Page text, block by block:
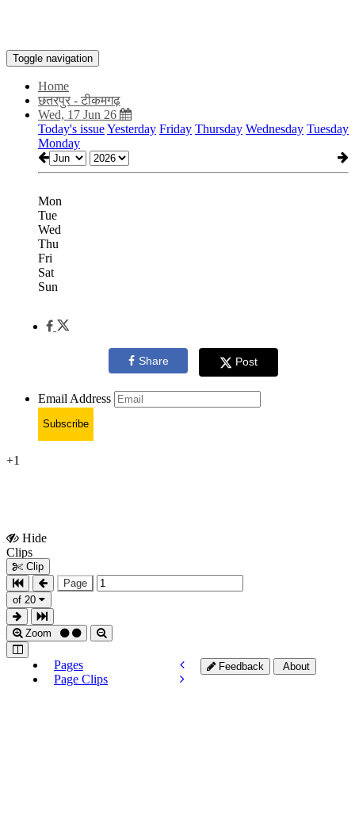
Toggle navigation
Home
छतरपुर - टीकमगढ़
Wed, 17 Jun 26
Today's issueYesterday Friday Thursday Wednesday Tuesday
Monday
Mon
Tue
Wed
Thu
Fri
Sat
Sun
Share Post
Email Address
Subscribe
+1
Hide
Clips
Clip
Page
of 20
Zoom
Pages
Page Clips
Feedback About